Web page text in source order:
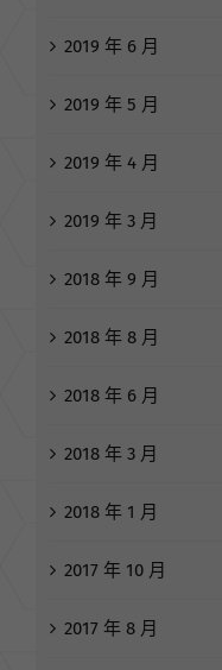
2019 年 6 月
2019 年 5 月
2019 年 4 月
2019 年 3 月
2018 年 9 月
2018 年 8 月
2018 年 6 月
2018 年 3 月
2018 年 1 月
2017 年 10 月
2017 年 8 月